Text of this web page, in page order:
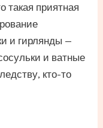
такая приятная
и гирлянды —
и ватные
кто-то